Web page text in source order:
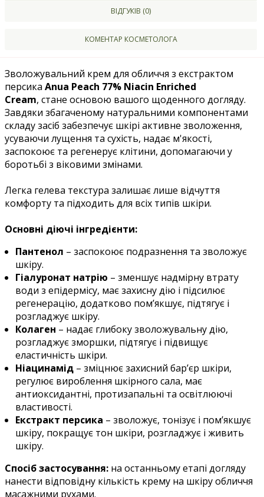
ВІДГУКІВ (0)
КОМЕНТАР КОСМЕТОЛОГА
Зволожувальний крем для обличчя з екстрактом
персика Anua Peach 77% Niacin Enriched
Cream, стане основою вашого щоденного догляду.
Завдяки збагаченому натуральними компонентами
складу засіб забезпечує шкірі активне зволоження,
усуваючи лущення та сухість, надає м'якості,
заспокоює та регенерує клітини, допомагаючи у
боротьбі з віковими змінами.
Легка гелева текстура залишає лише відчуття
комфорту та підходить для всіх типів шкіри.
Основні діючі інгредієнти:
Пантенол – заспокоює подразнення та зволожує
шкіру.
Гіалуронат натрію – зменшує надмірну втрату
води з епідермісу, має захисну дію і підсилює
регенерацію, додатково пом’якшує, підтягує і
розгладжує шкіру.
Колаген – надає глибоку зволожувальну дію,
розгладжує зморшки, підтягує і підвищує
еластичність шкіри.
Ніацинамід – зміцнює захисний бар’єр шкіри,
регулює вироблення шкірного сала, має
антиоксидантні, протизапальні та освітлюючі
властивості.
Екстракт персика – зволожує, тонізує і пом’якшує
шкіру, покращує тон шкіри, розгладжує і живить
шкіру.
Спосіб застосування: на останньому етапі догляду
нанести відповідну кількість крему на шкіру обличчя
масажними рухами.